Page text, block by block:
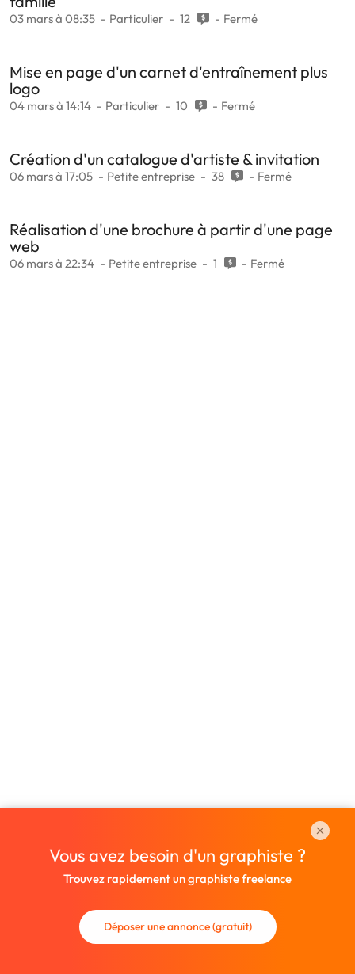
03 mars à 08:35 Particulier 12 Fermé
Mise en page d'un carnet d'entraînement plus
logo
04 mars à 14:14 Particulier 10 Fermé
Création d'un catalogue d'artiste & invitation
06 mars à 17:05 Petite entreprise 38 Fermé
Réalisation d'une brochure à partir d'une page
web
06 mars à 22:34 Petite entreprise 1 Fermé
Vous avez besoin d'un graphiste ?
Trouvez rapidement un graphiste freelance
Déposer une annonce (gratuit)